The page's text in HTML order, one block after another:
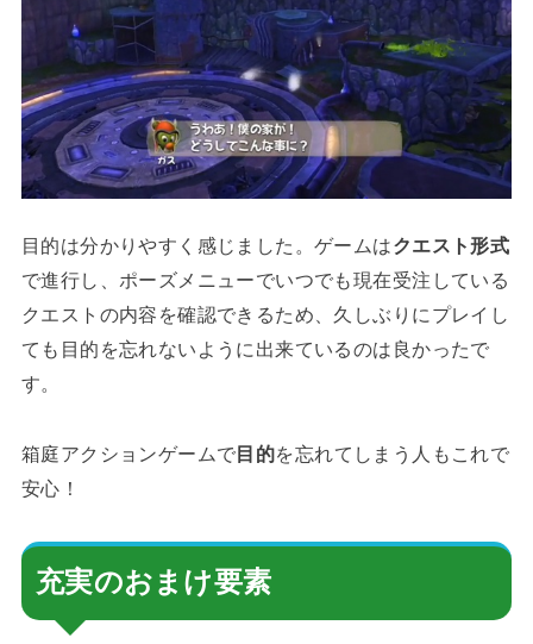
目的は分かりやすく感じました。ゲームはクエスト形式
で進行し、ポーズメニューでいつでも現在受注している
クエストの内容を確認できるため、久しぶりにプレイし
ても目的を忘れないように出来ているのは良かったで
す。
箱庭アクションゲームで目的を忘れてしまう人もこれで
安心！
充実のおまけ要素